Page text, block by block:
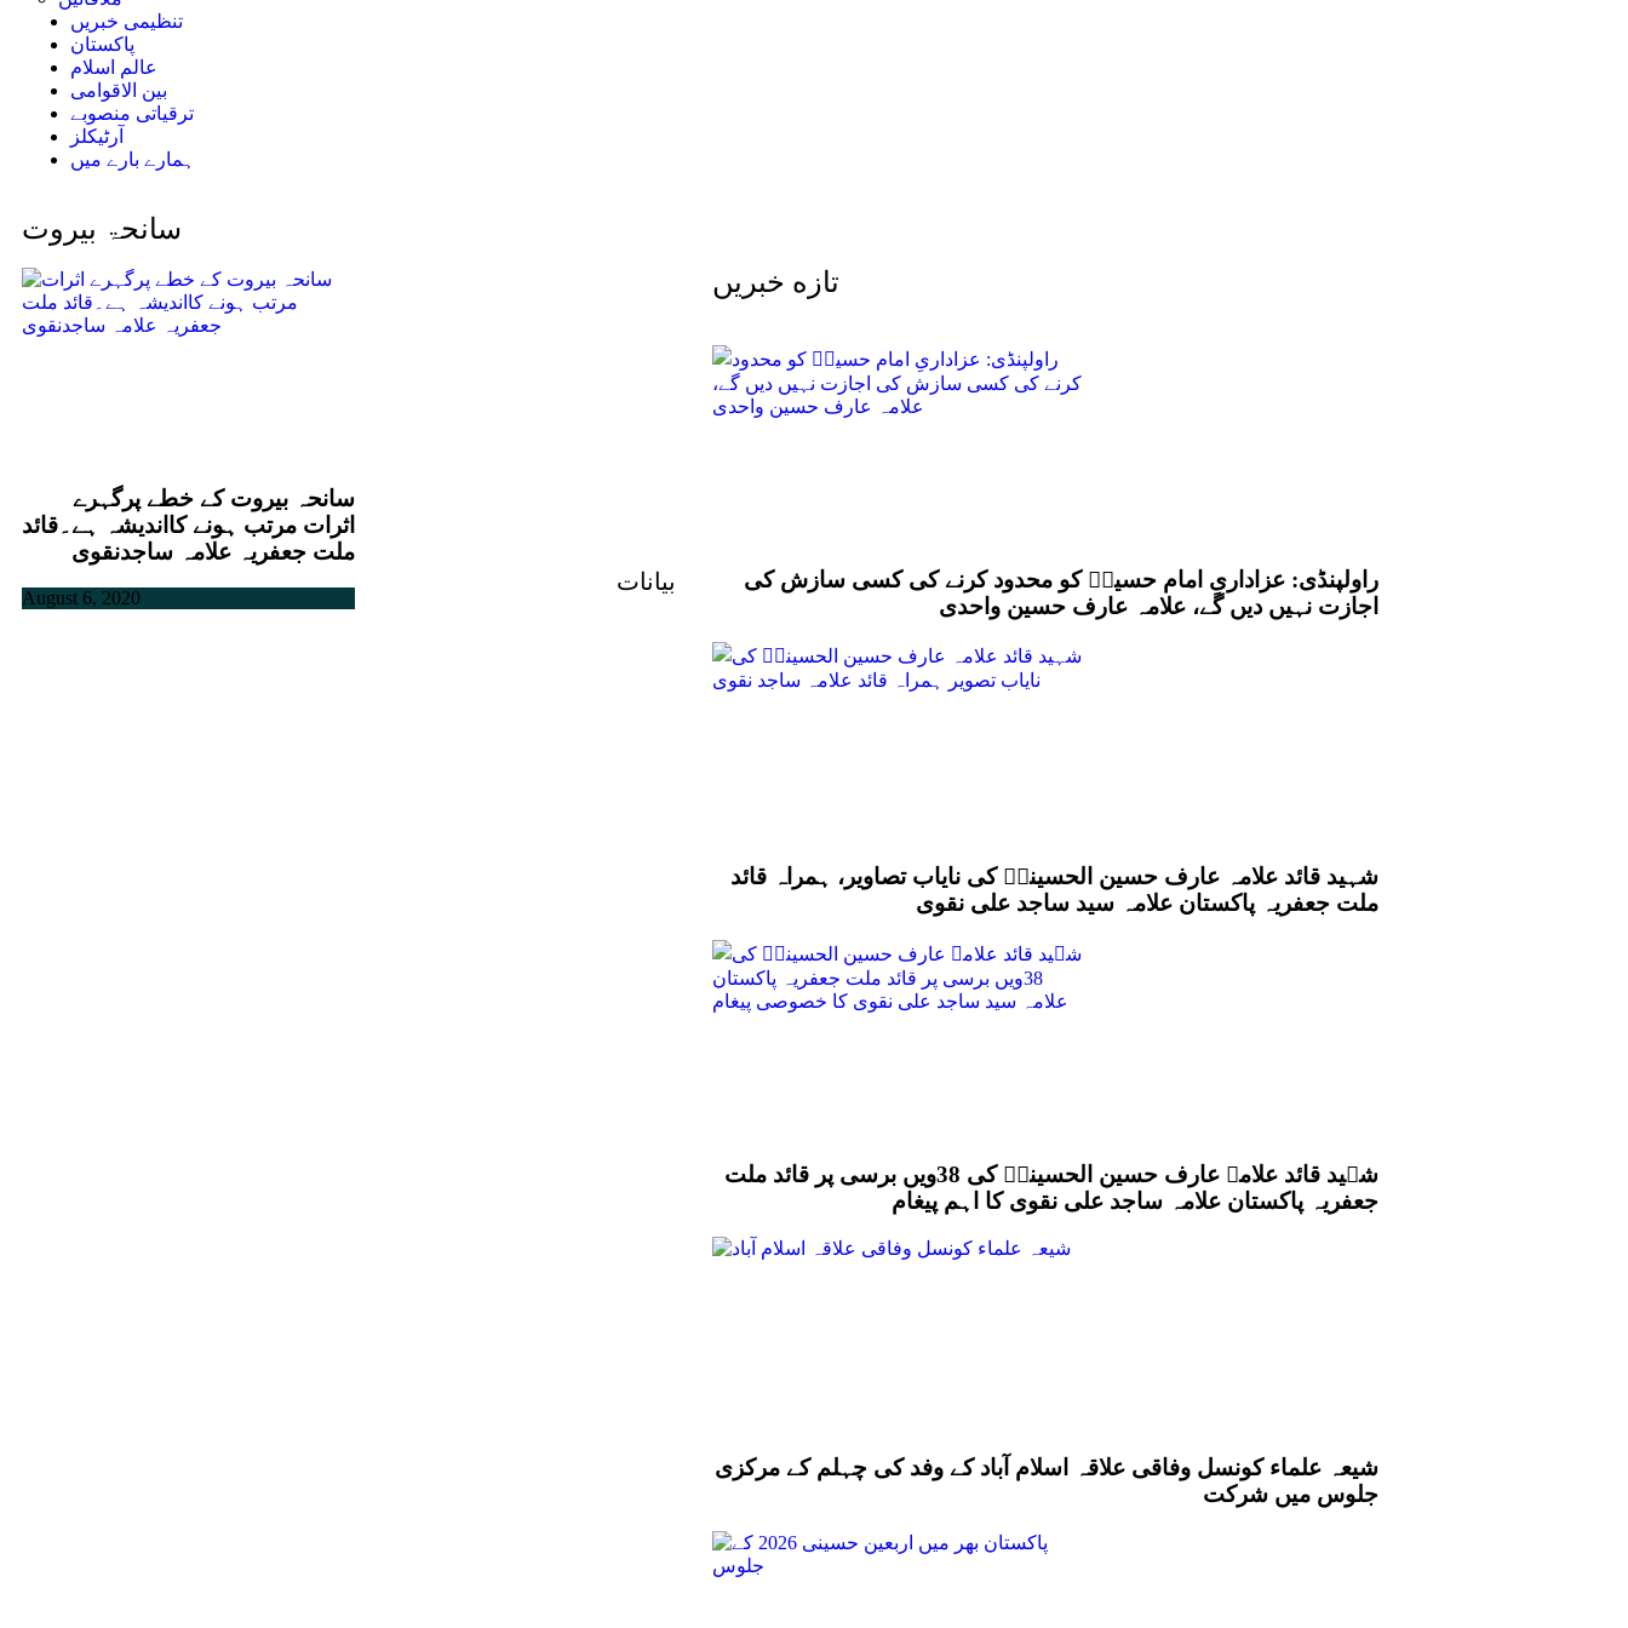
تنظیمی خبریں
پاکستان
عالم اسلام
بین الاقوامی
ترقیاتی منصوبے
آرٹیکلز
ہمارے بارے میں
سانحۃ بیروت
بیانات
سانحہ بیروت کے خطے پرگہرے
اثرات مرتب ہونے کااندیشہ ہے۔قائد
ملت جعفریہ علامہ ساجدنقوی
August 6, 2020
تازه خبریں
راولپنڈی: عزاداریِ امام حسینؑ کو محدود کرنے کی کسی سازش کی
اجازت نہیں دیں گے، علامہ عارف حسین واحدی
شہید قائد علامہ عارف حسین الحسینیؒ کی نایاب تصاویر، ہمراہ قائد
ملت جعفریہ پاکستان علامہ سید ساجد علی نقوی
شہید قائد علامہ عارف حسین الحسینیؒ کی 38ویں برسی پر قائد ملت
جعفریہ پاکستان علامہ ساجد علی نقوی کا اہم پیغام
شیعہ علماء کونسل وفاقی علاقہ اسلام آباد کے وفد کی چہلم کے مرکزی
جلوس میں شرکت